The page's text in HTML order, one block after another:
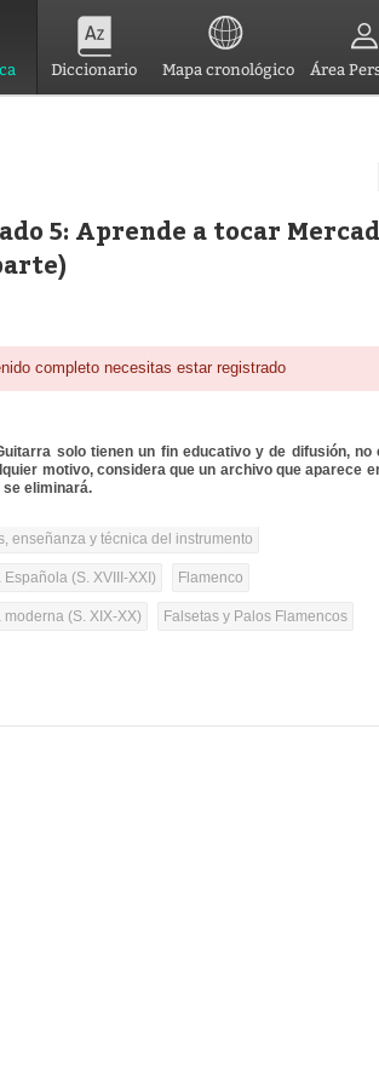
Diccionario Mapa cronológico Área
5: Aprende a tocar
completo necesitas estar registrado
solo tienen un fin educativo y de difusión, no
motivo, considera que un archivo que aparece
eliminará.
enseñanza y técnica del instrumento
Española (S. XVIII-XXI) Flamenco
moderna (S. XIX-XX) Falsetas y Palos Flamencos